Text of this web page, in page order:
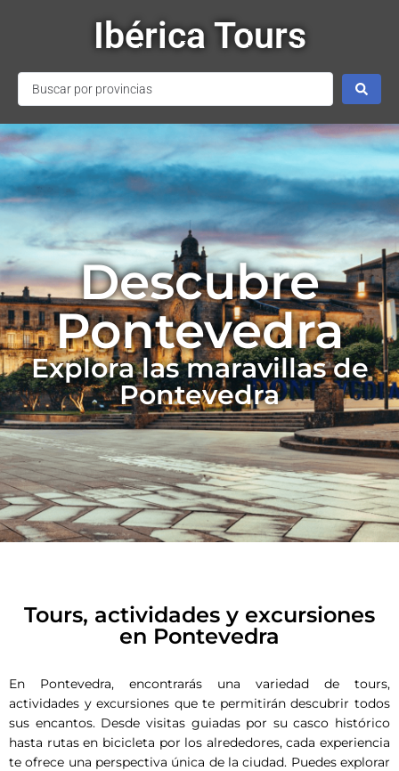
Ibérica Tours
Descubre
Pontevedra
Explora las maravillas de
Pontevedra
Tours, actividades y excursiones
en Pontevedra
En Pontevedra, encontrarás una variedad de tours,
actividades y excursiones que te permitirán descubrir todos
sus encantos. Desde visitas guiadas por su casco histórico
hasta rutas en bicicleta por los alrededores, cada experiencia
te ofrece una perspectiva única de la ciudad. Puedes explorar